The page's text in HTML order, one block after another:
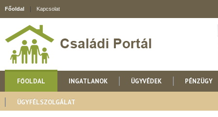
Főoldal Kapcsolat
FŐOLDAL INGATLANOK ÜGYVÉDEK PÉNZÜGY
ÜGYFÉLSZOLGÁLAT